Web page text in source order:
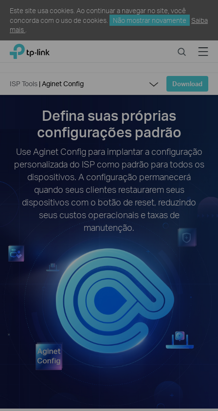
Este site usa cookies. Ao continuar a navegar no site, você
concorda com o uso de cookies.
Não mostrar novamente
Saiba
mais
Click
navigation
TP-Link, Reliably Smart SearchMenu
ISP Tools | Aginet Config
Overview
Produtos Compatíveis
Download
Defina suas próprias
configurações padrão
Use Aginet Config para implantar a configuração
personalizada do ISP como padrão para todos os
dispositivos. A configuração permanecerá
quando seus clientes restaurarem seus
dispositivos com o botão de reset, reduzindo
seus custos operacionais e taxas de
manutenção.